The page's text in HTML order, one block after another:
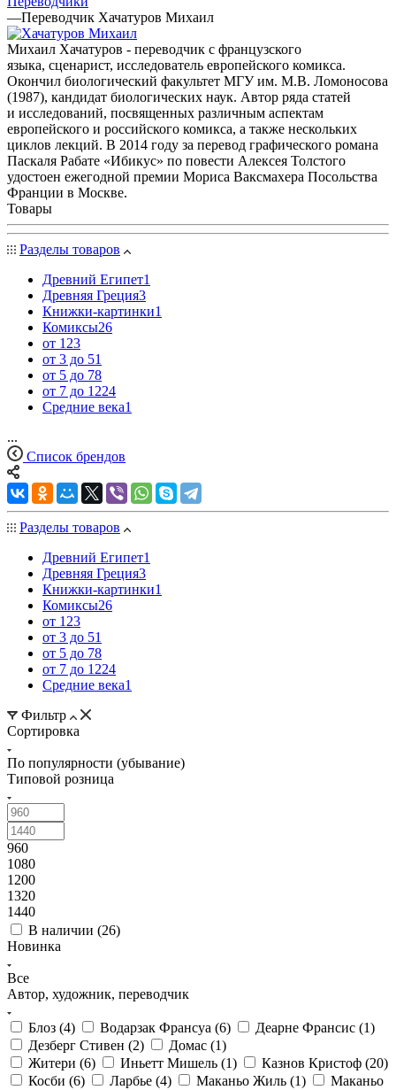
—Переводчик Хачатуров Михаил
Михаил Хачатуров - переводчик с французского
языка, сценарист, исследователь европейского комикса.
Окончил биологический факультет МГУ им. М.В. Ломоносова
(1987), кандидат биологических наук. Автор ряда статей
и исследований, посвященных различным аспектам
европейского и российского комикса, а также нескольких
циклов лекций. В 2014 году за перевод графического романа
Паскаля Рабате «Ибикус» по повести Алексея Толстого
удостоен ежегодной премии Мориса Ваксмахера Посольства
Франции в Москве.
Товары
Разделы товаров
Древний Египет1
Древняя Греция3
Книжки-картинки1
Комиксы26
от 123
от 3 до 51
от 5 до 78
от 7 до 1224
Средние века1
...
Список брендов
Разделы товаров
Древний Египет1
Древняя Греция3
Книжки-картинки1
Комиксы26
от 123
от 3 до 51
от 5 до 78
от 7 до 1224
Средние века1
Фильтр
Сортировка
По популярности (убывание)
Типовой розница
960
1080
1200
1320
1440
В наличии (26)
Новинка
Все
Автор, художник, переводчик
Блоз (4) Водарзак Франсуа (6) Деарне Франсис (1)
Дезберг Стивен (2) Домас (1)
Житери (6) Иньетт Мишель (1) Казнов Кристоф (20)
Косби (6) Ларбье (4) Маканьо Жиль (1)
Маканьо